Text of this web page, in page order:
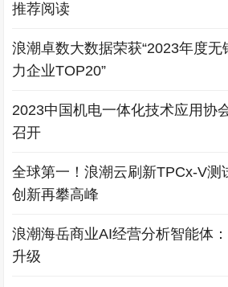
推荐阅读
浪潮卓数大数据荣获“2023年度
力企业TOP20”
2023中国机电一体化技术应用协
召开
全球第一！浪潮云刷新TPCx-V测
创新再攀高峰
浪潮海岳商业AI经营分析智能体
升级